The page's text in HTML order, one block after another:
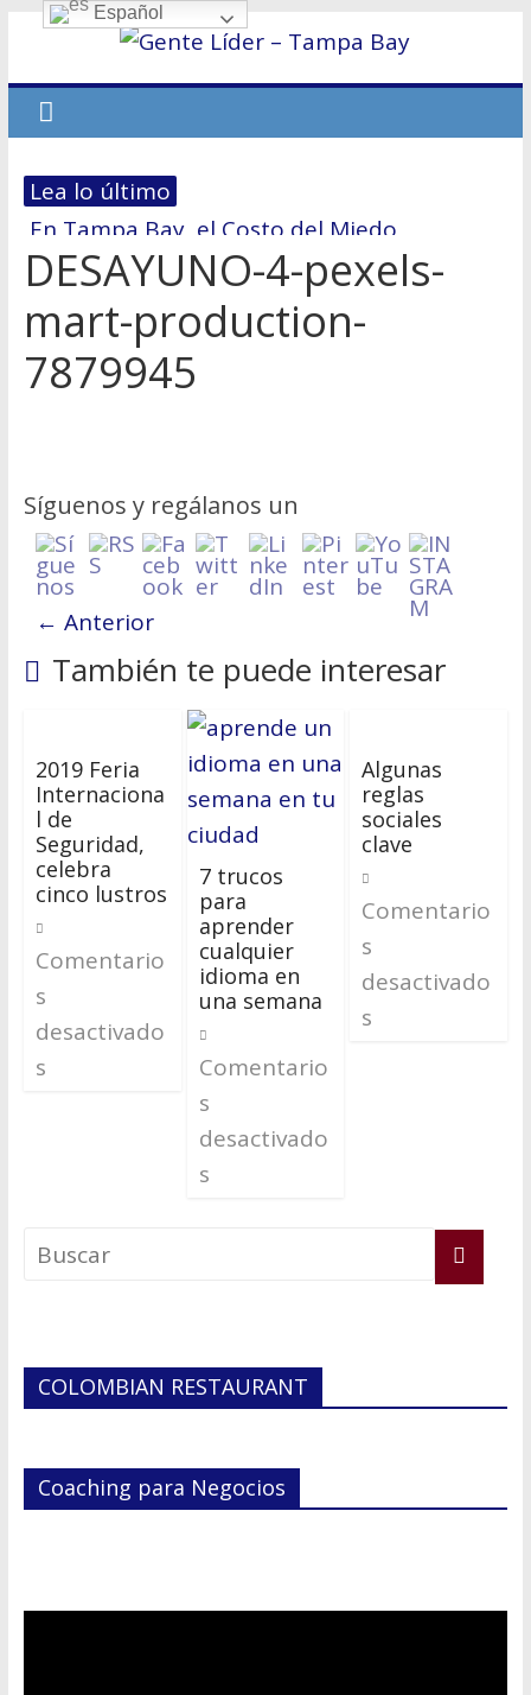
Lea lo último
En Tampa Bay, el Costo del Miedo
Hablemos de dinero # 7 – La
reestructuración financiera: El 70/30
El primer paso hacia la Independencia
Económica
DESAYUNO-4-pexels-
mart-production-
7879945
Síguenos y regálanos un
← Anterior
También te puede interesar
2019 Feria
Internaciona
l de
Seguridad,
celebra
cinco lustros
Comentario
s
desactivado
s
7 trucos
para
aprender
cualquier
idioma en
una semana
Comentario
s
desactivado
s
Algunas
reglas
sociales
clave
Comentario
s
desactivado
s
COLOMBIAN RESTAURANT
Coaching para Negocios
Español